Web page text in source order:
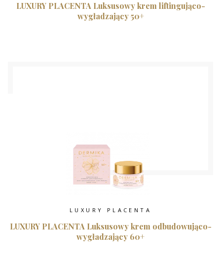
LUXURY PLACENTA Luksusowy krem liftingująco-
wygładzający 50+
LUXURY PLACENTA
LUXURY PLACENTA Luksusowy krem odbudowująco-
wygładzający 60+